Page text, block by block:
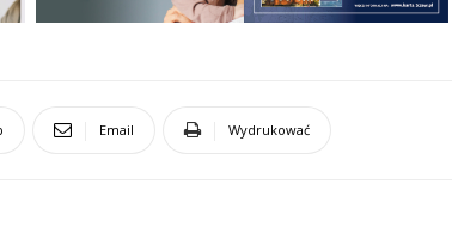
Email Wydrukować